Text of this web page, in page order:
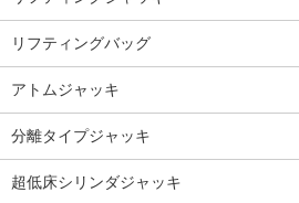
リフティングバッグ
アトムジャッキ
分離タイプジャッキ
超低床シリンダジャッキ